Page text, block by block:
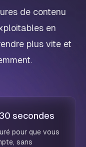
de contenu
en
plus vite et
secondes
pour que vous
sans